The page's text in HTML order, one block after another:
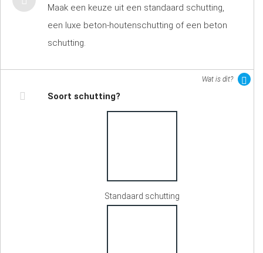
Maak een keuze uit een standaard schutting,
een luxe beton-houtenschutting of een beton
schutting.
Wat is dit?
Soort schutting?
Standaard schutting